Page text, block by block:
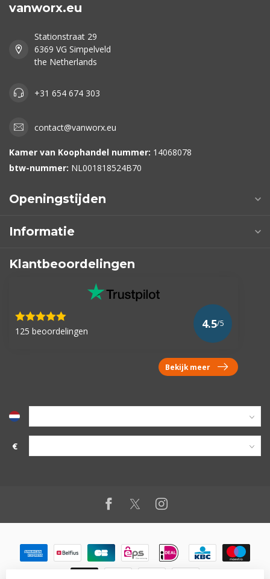
vanworx.eu
Stationstraat 29
6369 VG Simpelveld
the Netherlands
+31 654 674 303
contact@vanworx.eu
Kamer van Koophandel nummer: 14068078
btw-nummer: NL001818524B70
Openingstijden
Informatie
Klantbeoordelingen
125 beoordelingen
4.5/5
Bekijk meer
€